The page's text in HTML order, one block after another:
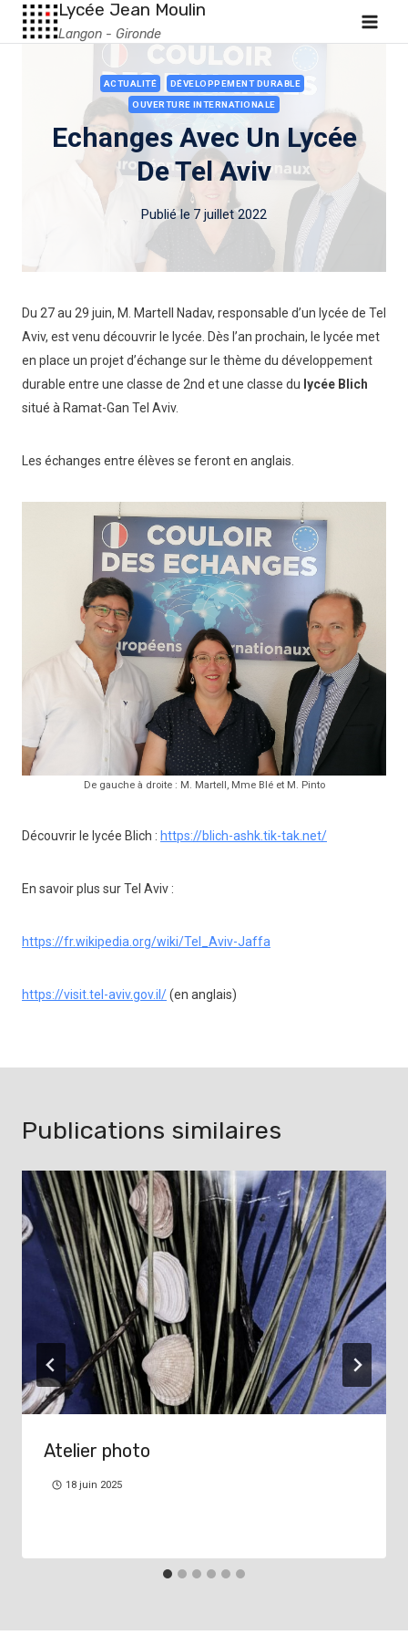
Lycée Jean Moulin
Langon - Gironde
ACTUALITÉ DÉVELOPPEMENT DURABLE
OUVERTURE INTERNATIONALE
Echanges Avec Un Lycée
De Tel Aviv
Publié le 7 juillet 2022
Du 27 au 29 juin, M. Martell Nadav, responsable d’un lycée de Tel
Aviv, est venu découvrir le lycée. Dès l’an prochain, le lycée met
en place un projet d’échange sur le thème du développement
durable entre une classe de 2nd et une classe du lycée Blich
situé à Ramat-Gan Tel Aviv.
Les échanges entre élèves se feront en anglais.
De gauche à droite : M. Martell, Mme Blé et M. Pinto
Découvrir le lycée Blich : https://blich-ashk.tik-tak.net/
En savoir plus sur Tel Aviv :
https://fr.wikipedia.org/wiki/Tel_Aviv-Jaffa
https://visit.tel-aviv.gov.il/(en anglais)
Publications similaires
Atelier photo
18 juin 2025